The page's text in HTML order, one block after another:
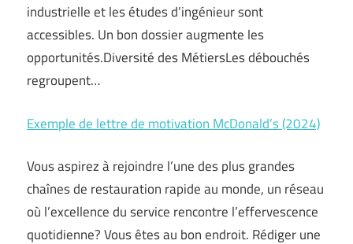
industrielle et les études d’ingénieur sont
accessibles. Un bon dossier augmente les
opportunités.Diversité des MétiersLes débouchés
regroupent…
Exemple de lettre de motivation McDonald’s (2024)
Vous aspirez à rejoindre l’une des plus grandes
chaînes de restauration rapide au monde, un réseau
où l’excellence du service rencontre l’effervescence
quotidienne? Vous êtes au bon endroit. Rédiger une